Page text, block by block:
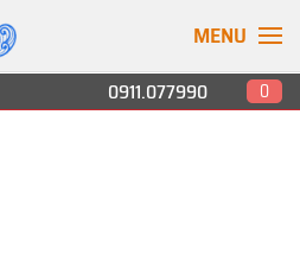
MENU
0911.077990 0